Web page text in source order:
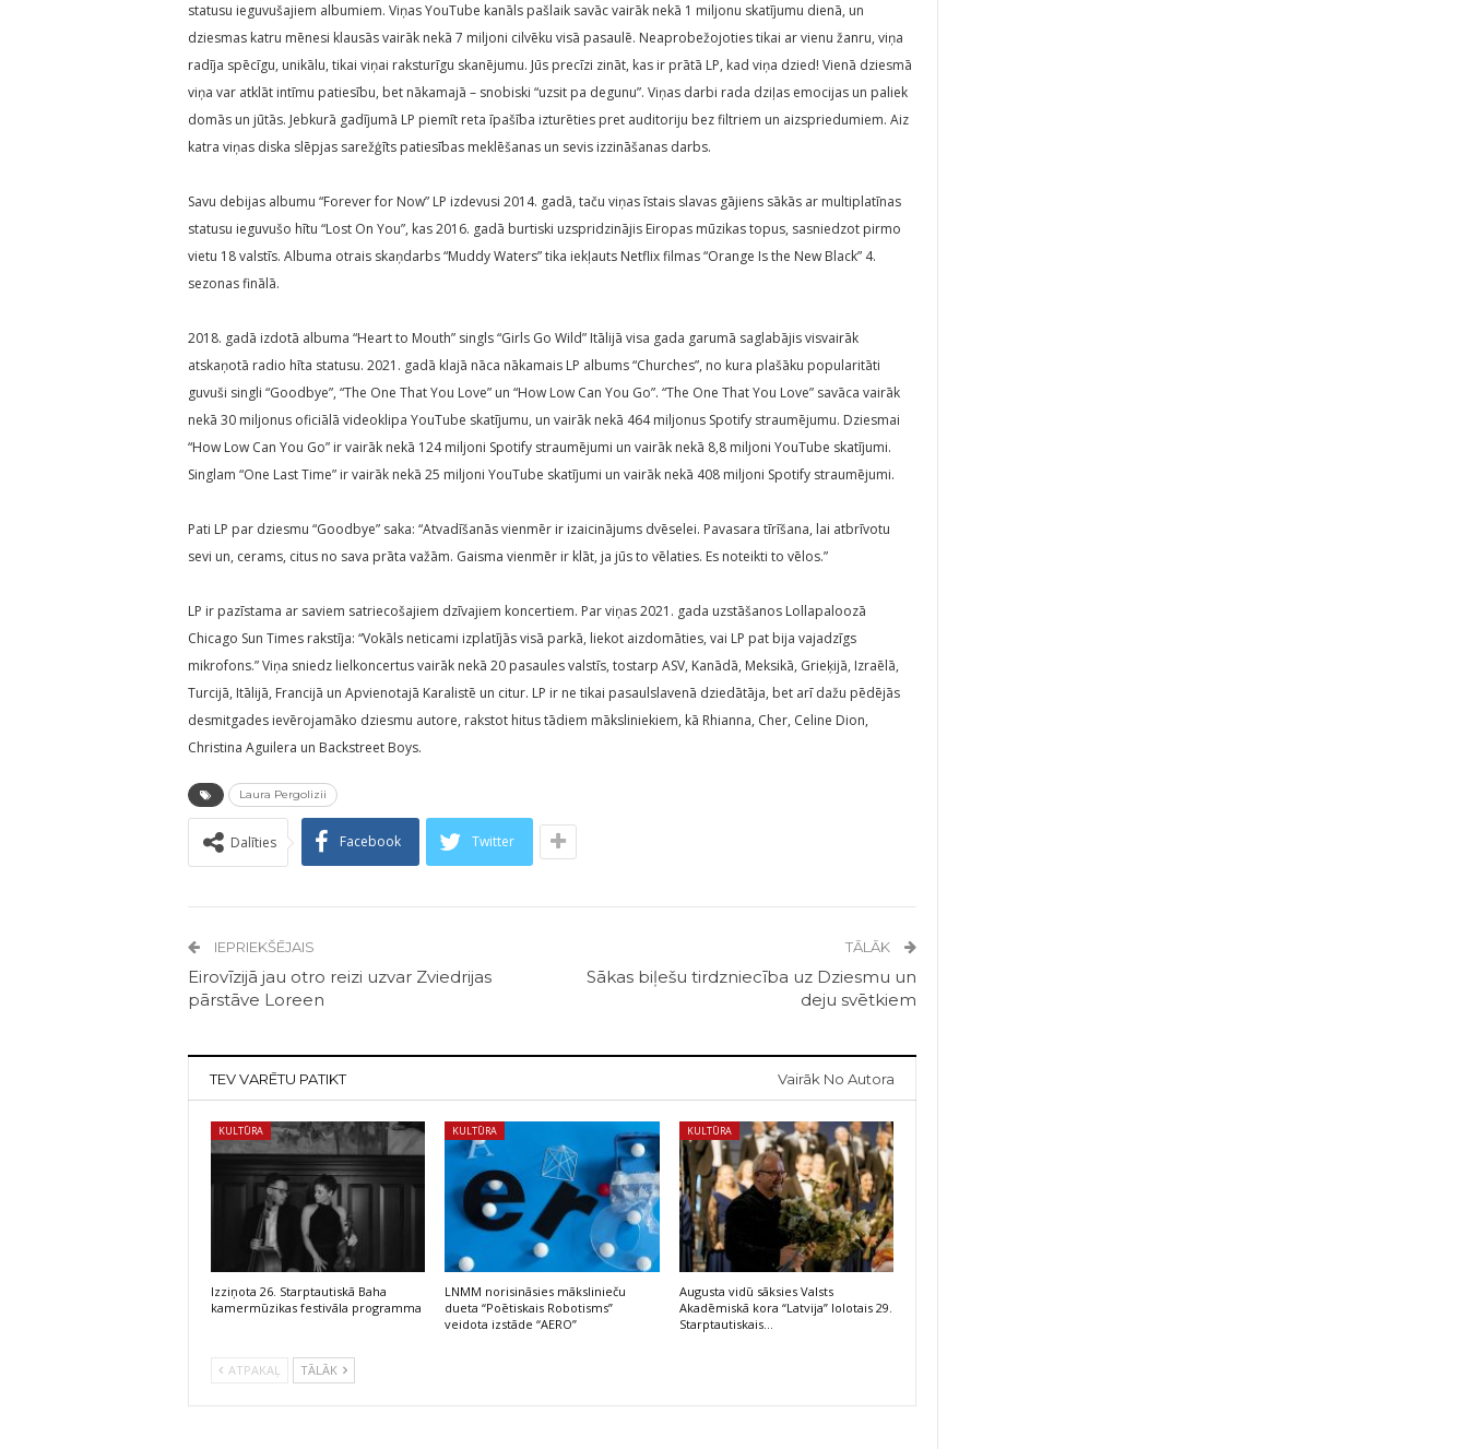
statusu ieguvušajiem albumiem. Viņas YouTube kanāls pašlaik savāc vairāk nekā 1 miljonu skatījumu dienā, un
dziesmas katru mēnesi klausās vairāk nekā 7 miljoni cilvēku visā pasaulē. Neaprobežojoties tikai ar vienu žanru, viņa
radīja spēcīgu, unikālu, tikai viņai raksturīgu skanējumu. Jūs precīzi zināt, kas ir prātā LP, kad viņa dzied! Vienā dziesmā
viņa var atklāt intīmu patiesību, bet nākamajā – snobiski “uzsit pa degunu”. Viņas darbi rada dziļas emocijas un paliek
domās un jūtās. Jebkurā gadījumā LP piemīt reta īpašība izturēties pret auditoriju bez filtriem un aizspriedumiem. Aiz
katra viņas diska slēpjas sarežģīts patiesības meklēšanas un sevis izzināšanas darbs.
Savu debijas albumu “Forever for Now” LP izdevusi 2014. gadā, taču viņas īstais slavas gājiens sākās ar multiplatīnas
statusu ieguvušo hītu “Lost On You”, kas 2016. gadā burtiski uzspridzinājis Eiropas mūzikas topus, sasniedzot pirmo
vietu 18 valstīs. Albuma otrais skaņdarbs “Muddy Waters” tika iekļauts Netflix filmas “Orange Is the New Black” 4.
sezonas finālā.
2018. gadā izdotā albuma “Heart to Mouth” singls “Girls Go Wild” Itālijā visa gada garumā saglabājis visvairāk
atskaņotā radio hīta statusu. 2021. gadā klajā nāca nākamais LP albums “Churches”, no kura plašāku popularitāti
guvuši singli “Goodbye”, “The One That You Love” un “How Low Can You Go”. “The One That You Love” savāca vairāk
nekā 30 miljonus oficiālā videoklipa YouTube skatījumu, un vairāk nekā 464 miljonus Spotify straumējumu. Dziesmai
“How Low Can You Go” ir vairāk nekā 124 miljoni Spotify straumējumi un vairāk nekā 8,8 miljoni YouTube skatījumi.
Singlam “One Last Time” ir vairāk nekā 25 miljoni YouTube skatījumi un vairāk nekā 408 miljoni Spotify straumējumi.
Pati LP par dziesmu “Goodbye” saka: “Atvadīšanās vienmēr ir izaicinājums dvēselei. Pavasara tīrīšana, lai atbrīvotu
sevi un, cerams, citus no sava prāta važām. Gaisma vienmēr ir klāt, ja jūs to vēlaties. Es noteikti to vēlos.”
LP ir pazīstama ar saviem satriecošajiem dzīvajiem koncertiem. Par viņas 2021. gada uzstāšanos Lollapaloozā
Chicago Sun Times rakstīja: “Vokāls neticami izplatījās visā parkā, liekot aizdomāties, vai LP pat bija vajadzīgs
mikrofons.” Viņa sniedz lielkoncertus vairāk nekā 20 pasaules valstīs, tostarp ASV, Kanādā, Meksikā, Grieķijā, Izraēlā,
Turcijā, Itālijā, Francijā un Apvienotajā Karalistē un citur. LP ir ne tikai pasaulslavenā dziedātāja, bet arī dažu pēdējās
desmitgades ievērojamāko dziesmu autore, rakstot hitus tādiem māksliniekiem, kā Rhianna, Cher, Celine Dion,
Christina Aguilera un Backstreet Boys.
Laura Pergolizii
Dalīties Facebook Twitter
IEPRIEKŠĒJAIS
Eirovīzijā jau otro reizi uzvar Zviedrijas
pārstāve Loreen
TĀLĀK
Sākas biļešu tirdzniecība uz Dziesmu un
deju svētkiem
TEV VARĒTU PATIKT Vairāk No Autora
KULTŪRA
Izziņota 26. Starptautiskā Baha
kamermūzikas festivāla programma
KULTŪRA
LNMM norisināsies mākslinieču
dueta “Poētiskais Robotisms”
veidota izstāde “AERO”
KULTŪRA
Augusta vidū sāksies Valsts
Akadēmiskā kora “Latvija” lolotais 29.
Starptautiskais…
ATPAKAĻ TĀLĀK